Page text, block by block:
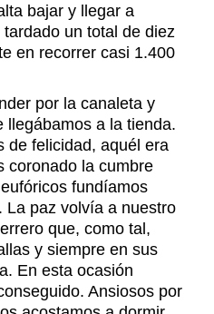
bajar y llegar a
un total de diez
en recorrer casi 1.400
por la canaleta y
llegábamos a la tienda.
de felicidad, aquél era
coronado la cumbre
fundíamos
La paz volvía a nuestro
que, como tal,
y siempre en sus
En esta ocasión
Ansiosos por